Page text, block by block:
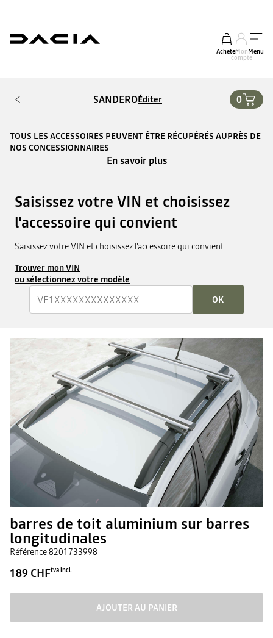
AcheterMon
compte
Menu
SANDEROÉditer 0
TOUS LES ACCESSOIRES PEUVENT ÊTRE RÉCUPÉRÉS AUPRÈS DE
NOS CONCESSIONNAIRES
En savoir plus
Saisissez votre VIN et choisissez
l'accessoire qui convient
Saisissez votre VIN et choisissez l'accessoire qui convient
Trouver mon VIN
ou sélectionnez votre modèle
OK
barres de toit aluminium sur barres
longitudinales
Référence8201733998
189 CHFtva incl.
AJOUTER AU PANIER